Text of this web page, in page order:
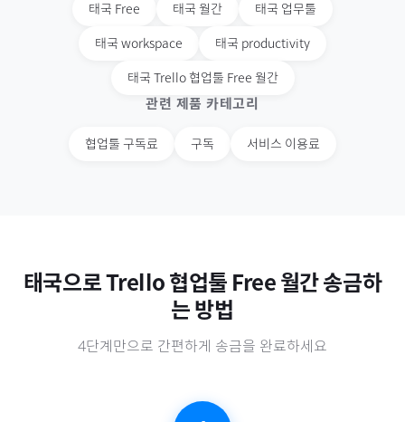
태국 Free 태국 월간 태국 업무툴
태국 workspace 태국 productivity
태국 Trello 협업툴 Free 월간
관련 제품 카테고리
협업툴 구독료 구독 서비스 이용료
태국으로Trello 협업툴 Free 월간송금하
는 방법
4단계만으로 간편하게 송금을 완료하세요